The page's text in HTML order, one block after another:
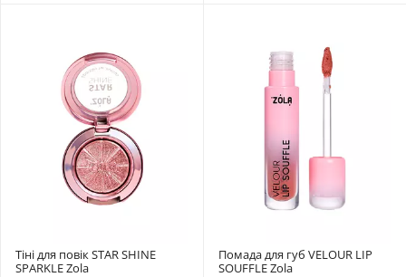
Тіні для повік STAR SHINE
SPARKLE Zola
Помада для губ VELOUR LIP
SOUFFLE Zola